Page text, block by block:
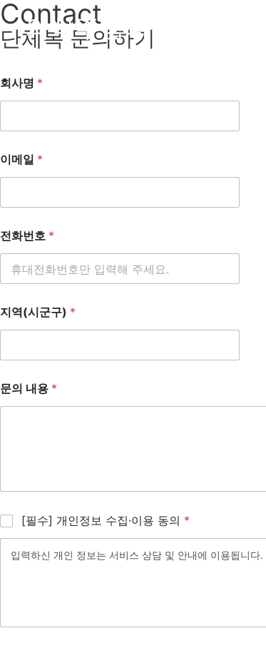
콘
텐
로
건
기
의식주컴퍼니
Contact
단체복 문의하기
회사명 *
이메일 *
전화번호 *
지역(시군구) *
문의 내용 *
[필수] 개인정보 수집·이용 동의 *
입력하신 개인 정보는 서비스 상담 및 안내에 이용됩니다.